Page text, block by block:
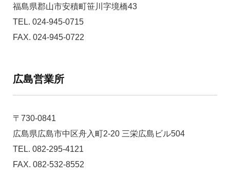
福島県郡山市安積町笹川字境橋43
TEL. 024-945-0715
FAX. 024-945-0722
広島営業所
〒730-0841
広島県広島市中区舟入町2-20 三栄広島ビル504
TEL. 082-295-4121
FAX. 082-532-8552